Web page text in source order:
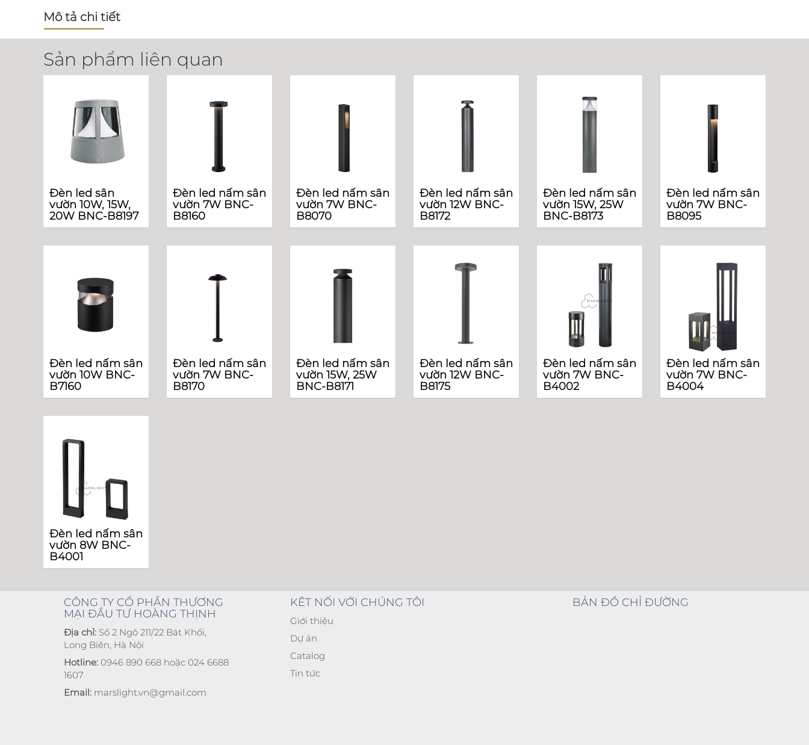
Mô tả chi tiết
Sản phẩm liên quan
Đèn led sân
vườn 10W, 15W,
20W BNC-B8197
Đèn led nấm sân
vườn 7W BNC-
B8160
Đèn led nấm sân
vườn 7W BNC-
B8070
Đèn led nấm sân
vườn 12W BNC-
B8172
Đèn led nấm sân
vườn 15W, 25W
BNC-B8173
Đèn led nấm sân
vườn 7W BNC-
B8095
Đèn led nấm sân
vườn 10W BNC-
B7160
Đèn led nấm sân
vườn 7W BNC-
B8170
Đèn led nấm sân
vườn 15W, 25W
BNC-B8171
Đèn led nấm sân
vườn 12W BNC-
B8175
Đèn led nấm sân
vườn 7W BNC-
B4002
Đèn led nấm sân
vườn 7W BNC-
B4004
Đèn led nấm sân
vườn 8W BNC-
B4001
CÔNG TY CỔ PHẦN THƯƠNG
MẠI ĐẦU TƯ HOÀNG THỊNH
Địa chỉ: Số 2 Ngõ 211/22 Bát Khối,
Long Biên, Hà Nội
Hotline: 0946 890 668 hoặc 024 6688
1607
Email: marslight.vn@gmail.com
KÊT NỐI VỚI CHÚNG TÔI
Giới thiệu
Dự án
Catalog
Tin tức
BẢN ĐỒ CHỈ ĐƯỜNG